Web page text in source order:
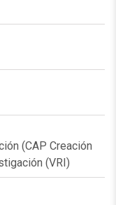
(CAP Creación
(VRI)